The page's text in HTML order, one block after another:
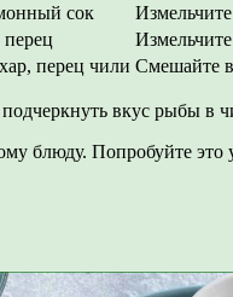
сок
перец чили Смешайте
вкус рыбы
блюду. Попробуйте